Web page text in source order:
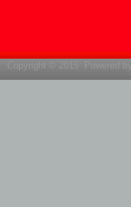
Copyright © 2015 Powered by